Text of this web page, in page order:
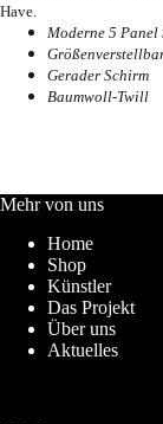
Have.
Moderne 5 Panel
Gerader Schirm
Baumwoll-Twill
Mehr von uns
Home
Shop
Künstler
Das Projekt
Über uns
Aktuelles